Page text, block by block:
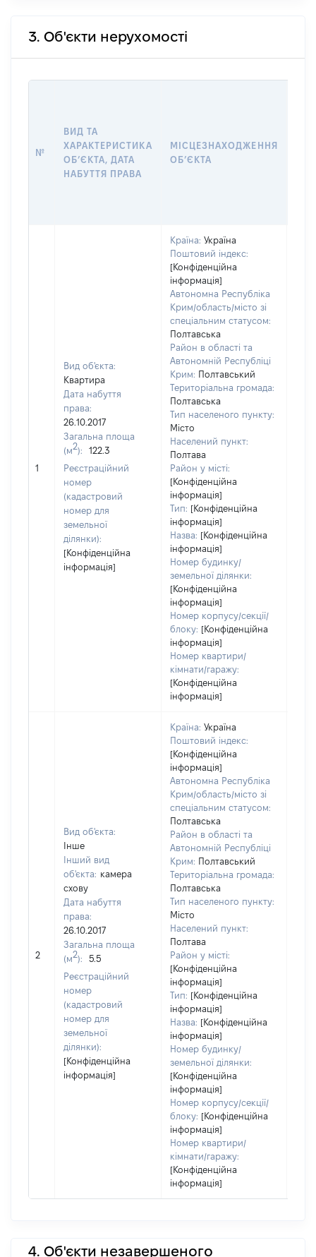
3. Об'єкти нерухомості
№
ВИД ТА
ХАРАКТЕРИСТИКА
ОБʼЄКТА, ДАТА
НАБУТТЯ ПРАВА
МІСЦЕЗНАХОДЖЕННЯ
ОБʼЄКТА
1
Вид об'єкта:
Квартира
Дата набуття
права:
26.10.2017
Загальна площа
(м2):
122.3
Реєстраційний
номер
(кадастровий
номер для
земельної
ділянки):
[Конфіденційна
інформація]
Країна: Україна
Поштовий індекс:
[Конфіденційна
інформація]
Автономна Республіка
Крим/область/місто зі
спеціальним статусом:
Полтавська
Район в області та
Автономній Республіці
Крим: Полтавський
Територіальна громада:
Полтавська
Тип населеного пункту:
Місто
Населений пункт:
Полтава
Район у місті:
[Конфіденційна
інформація]
Тип: [Конфіденційна
інформація]
Назва: [Конфіденційна
інформація]
Номер будинку/
земельної ділянки:
[Конфіденційна
інформація]
Номер корпусу/секції/
блоку: [Конфіденційна
інформація]
Номер квартири/
кімнати/гаражу:
[Конфіденційна
інформація]
2
Вид об'єкта:
Інше
Інший вид
об'єкта: камера
схову
Дата набуття
права:
26.10.2017
Загальна площа
(м2):
5.5
Реєстраційний
номер
(кадастровий
номер для
земельної
ділянки):
[Конфіденційна
інформація]
Країна: Україна
Поштовий індекс:
[Конфіденційна
інформація]
Автономна Республіка
Крим/область/місто зі
спеціальним статусом:
Полтавська
Район в області та
Автономній Республіці
Крим: Полтавський
Територіальна громада:
Полтавська
Тип населеного пункту:
Місто
Населений пункт:
Полтава
Район у місті:
[Конфіденційна
інформація]
Тип: [Конфіденційна
інформація]
Назва: [Конфіденційна
інформація]
Номер будинку/
земельної ділянки:
[Конфіденційна
інформація]
Номер корпусу/секції/
блоку: [Конфіденційна
інформація]
Номер квартири/
кімнати/гаражу:
[Конфіденційна
інформація]
4. Об'єкти незавершеного